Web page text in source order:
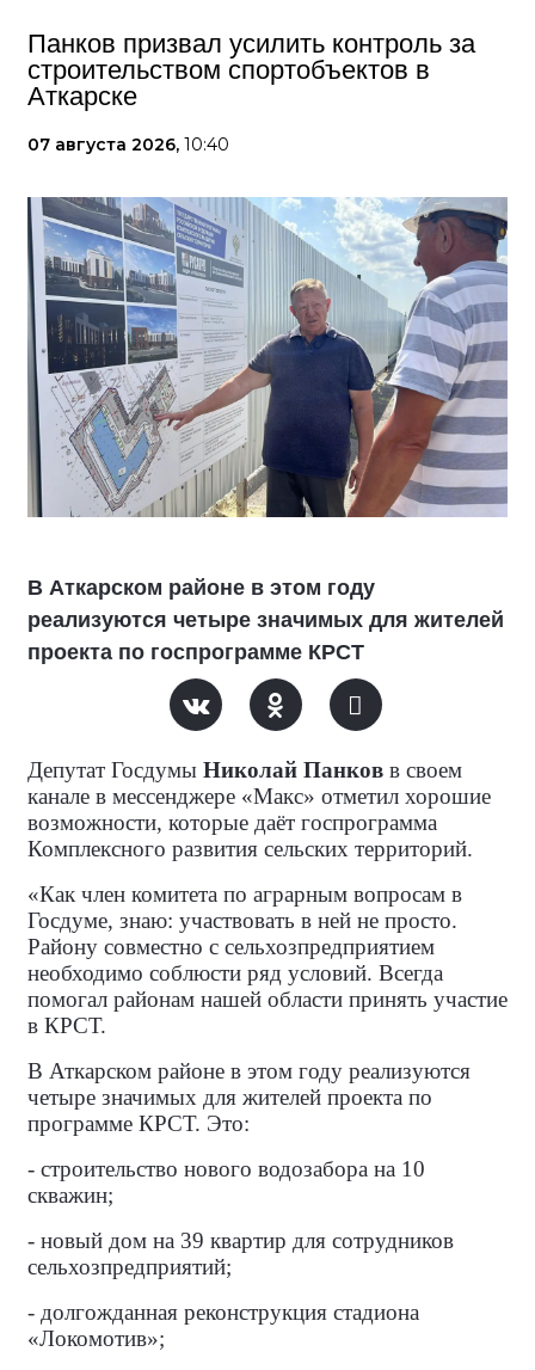
Панков призвал усилить контроль за
строительством спортобъектов в
Аткарске
07 августа 2026, 10:40
В Аткарском районе в этом году
реализуются четыре значимых для жителей
проекта по госпрограмме КРСТ
Депутат Госдумы Николай Панков в своем
канале в мессенджере «Макс» отметил хорошие
возможности, которые даёт госпрограмма
Комплексного развития сельских территорий.
«Как член комитета по аграрным вопросам в
Госдуме, знаю: участвовать в ней не просто.
Району совместно с сельхозпредприятием
необходимо соблюсти ряд условий. Всегда
помогал районам нашей области принять участие
в КРСТ.
В Аткарском районе в этом году реализуются
четыре значимых для жителей проекта по
программе КРСТ. Это:
- строительство нового водозабора на 10
скважин;
- новый дом на 39 квартир для сотрудников
сельхозпредприятий;
- долгожданная реконструкция стадиона
«Локомотив»;